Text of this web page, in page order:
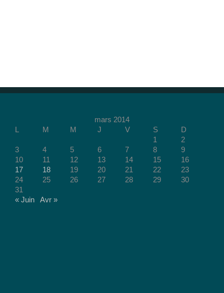
mars 2014
L
M M J V S
D
1
2
3
4 5 6 7 8
9
10
11 12 13 14 15
16
17
18 19 20 21 22
23
24
25 26 27 28 29
30
31
« Juin
Avr »